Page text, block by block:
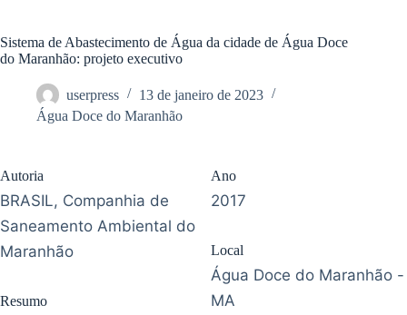
Sistema de Abastecimento de Água da cidade de Água Doce
do Maranhão: projeto executivo
userpress
13 de janeiro de 2023
Água Doce do Maranhão
Autoria
BRASIL, Companhia de
Saneamento Ambiental do
Maranhão
Resumo
Ano
2017
Local
Água Doce do Maranhão -
MA